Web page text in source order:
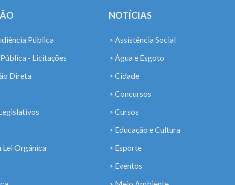
Pública
- Licitações
Direta
Lei Orgânica
NOTÍCIAS
> Assistência Social
> Água e Esgoto
> Cidade
> Concursos
> Cursos
> Educação e Cultura
> Esporte
> Eventos